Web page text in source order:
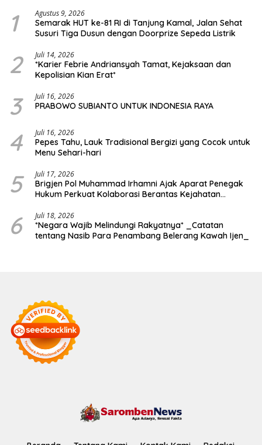
1 Agustus 9, 2026
Semarak HUT ke-81 RI di Tanjung Kamal, Jalan Sehat
Susuri Tiga Dusun dengan Doorprize Sepeda Listrik
2 Juli 14, 2026
*Karier Febrie Andriansyah Tamat, Kejaksaan dan
Kepolisian Kian Erat*
3 Juli 16, 2026
PRABOWO SUBIANTO UNTUK INDONESIA RAYA
4 Juli 16, 2026
Pepes Tahu, Lauk Tradisional Bergizi yang Cocok untuk
Menu Sehari-hari
5 Juli 17, 2026
Brigjen Pol Muhammad Irhamni Ajak Aparat Penegak
Hukum Perkuat Kolaborasi Berantas Kejahatan
6 Juli 18, 2026
*Negara Wajib Melindungi Rakyatnya* _Catatan
tentang Nasib Para Penambang Belerang Kawah Ijen_